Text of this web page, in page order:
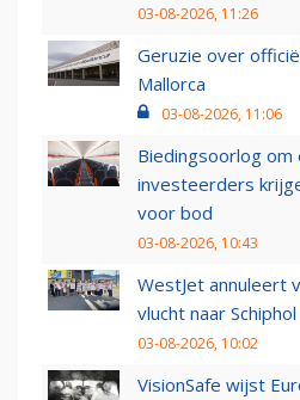
03-08-2026, 11:26
Geruzie over
Mallorca
03-08-2026, 11:06
Biedingsoorlog om
investeerders
voor bod
03-08-2026, 10:43
WestJet annuleert
vlucht naar Schiphol
03-08-2026, 10:02
VisionSafe wijst